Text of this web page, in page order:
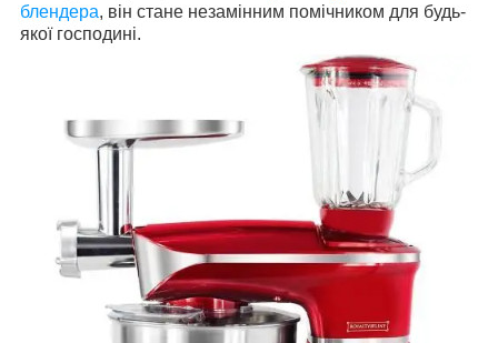
блендера, він стане незамінним помічником для будь-
якої господині.